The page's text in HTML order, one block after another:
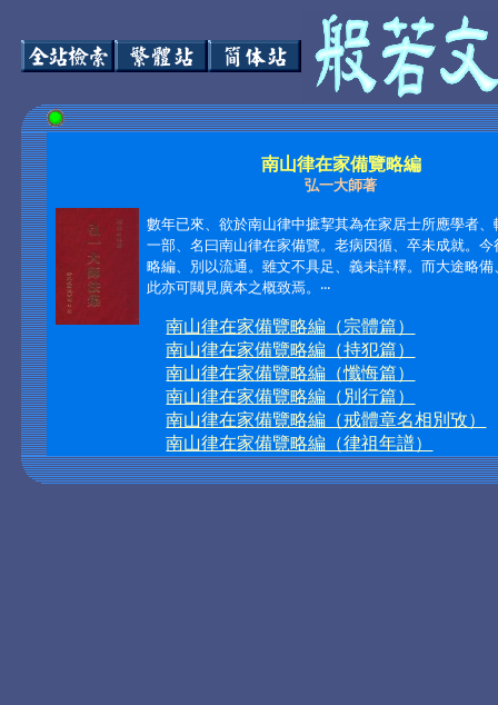
南山律在家備覽略編
弘一大師著
數年已來、欲於南山律中摭挈其為在家居士所應學者、
一部、名曰南山律在家備覽。老病因循、卒未成就。今
略編、別以流通。雖文不具足、義未詳釋。而大途略備
此亦可闚見廣本之概致焉。 ‧‧‧
南山律在家備覽略編（宗體篇）
南山律在家備覽略編（持犯篇）
南山律在家備覽略編（懺悔篇）
南山律在家備覽略編（別行篇）
南山律在家備覽略編（戒體章名相別攷）
南山律在家備覽略編（律祖年譜）